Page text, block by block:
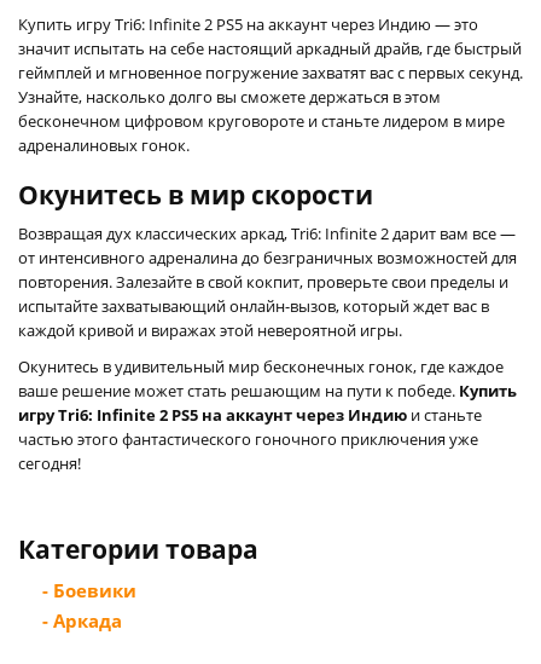
Купить игру Tri6: Infinite 2 PS5 на аккаунт через Индию — это
значит испытать на себе настоящий аркадный драйв, где быстрый
геймплей и мгновенное погружение захватят вас с первых секунд.
Узнайте, насколько долго вы сможете держаться в этом
бесконечном цифровом круговороте и станьте лидером в мире
адреналиновых гонок.
Окунитесь в мир скорости
Возвращая дух классических аркад, Tri6: Infinite 2 дарит вам все —
от интенсивного адреналина до безграничных возможностей для
повторения. Залезайте в свой кокпит, проверьте свои пределы и
испытайте захватывающий онлайн-вызов, который ждет вас в
каждой кривой и виражах этой невероятной игры.
Окунитесь в удивительный мир бесконечных гонок, где каждое
ваше решение может стать решающим на пути к победе. Купить
игру Tri6: Infinite 2 PS5 на аккаунт через Индию и станьте
частью этого фантастического гоночного приключения уже
сегодня!
Категории товара
- Боевики
- Аркада